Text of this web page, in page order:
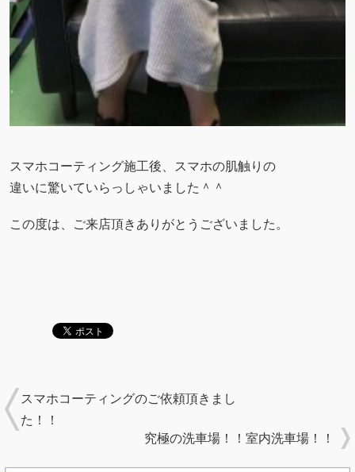
スマホコーティング施工後、スマホの肌触りの
違いに驚いていらっしゃいました＾＾
この度は、ご来店頂きありがとうございました。
スマホコーティングのご依頼頂きまし
た！！
究極の洗車場！！室内洗車場！！